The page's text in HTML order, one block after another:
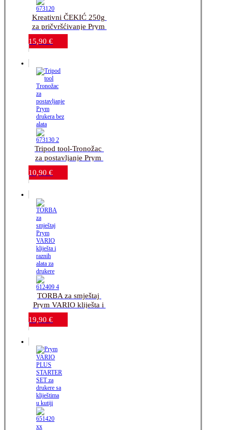
Kreativni ČEKIĆ 250g
za pričvršćivanje Prym
drukera_prešanih
zatvarača_zakovica i
15,90 €
Tripod tool-Tronožac
za postavljanje Prym
drukera_bez alata
10,90 €
TORBA za smještaj
Prym VARIO kliješta i
raznih alata za drukere
19,90 €